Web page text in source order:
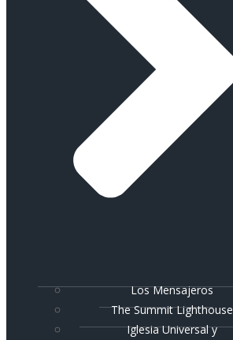
Los Mensajeros
The Summit Lighthouse
Iglesia Universal y